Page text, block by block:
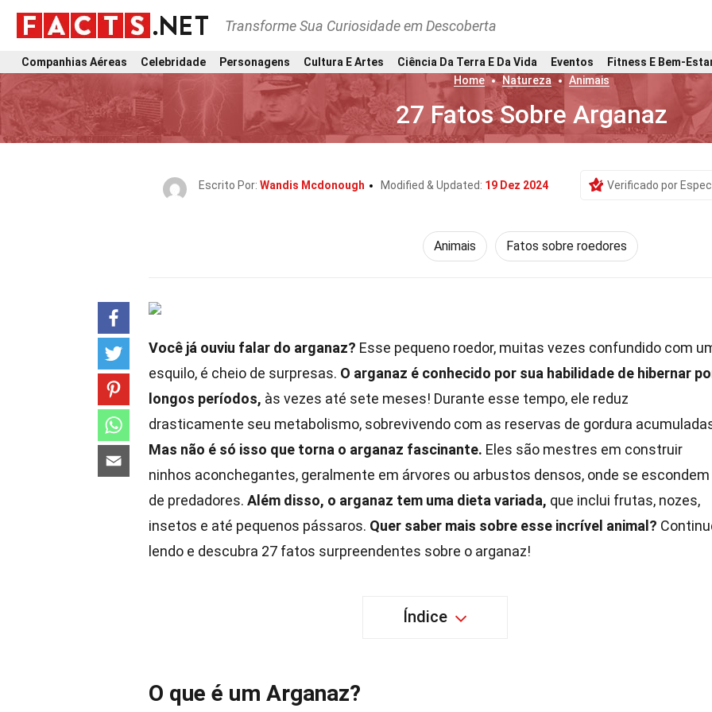
Transforme Sua Curiosidade em Descoberta
Companhias Aéreas Celebridade Personagens Cultura E Artes Ciência Da Terra E Da Vida Eventos Fitness E Bem-
Home
Natureza Animais
27 Fatos Sobre Arganaz
Escrito Por: Wandis Mcdonough Modified & Updated: 19 Dez 2024 Verificado por
Animais Fatos sobre roedores
Você já ouviu falar do arganaz? Esse pequeno roedor, muitas vezes confundido com
esquilo, é cheio de surpresas. O arganaz é conhecido por sua habilidade de hibernar
longos períodos, às vezes até sete meses! Durante esse tempo, ele reduz
drasticamente seu metabolismo, sobrevivendo com as reservas de gordura
Mas não é só isso que torna o arganaz fascinante. Eles são mestres em construir
ninhos aconchegantes, geralmente em árvores ou arbustos densos, onde se escondem
de predadores. Além disso, o arganaz tem uma dieta variada, que inclui frutas, nozes,
insetos e até pequenos pássaros. Quer saber mais sobre esse incrível animal?
lendo e descubra 27 fatos surpreendentes sobre o arganaz!
Índice
O que é um Arganaz?